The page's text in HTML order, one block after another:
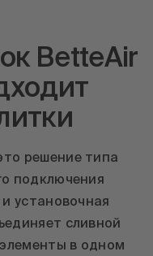
BetteAir
решение типа
подключения
установочная
сливной
в одном